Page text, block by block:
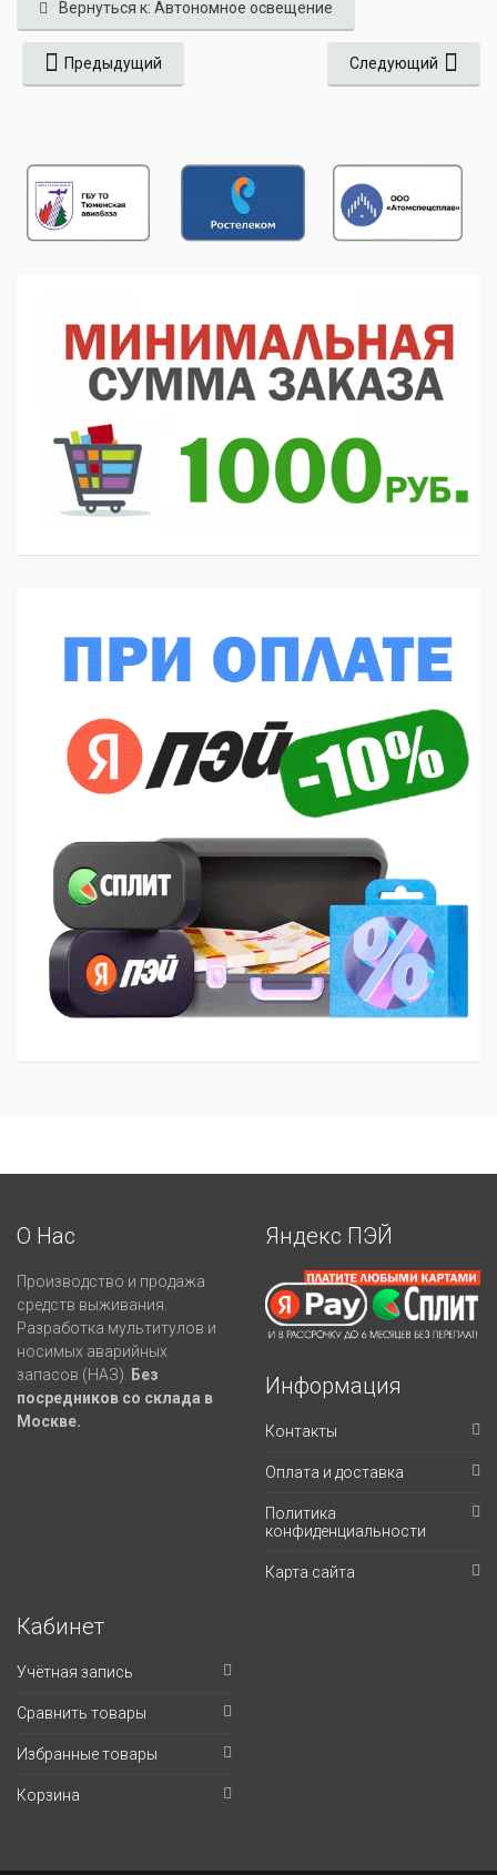
Вернуться к: Автономное освещение
Предыдущий Следующий
О Нас
Производство и продажа
средств выживания.
Разработка мультитулов и
носимых аварийных
запасов (НАЗ).
Без
посредников со склада в
Москве.
Яндекс ПЭЙ
Информация
Контакты
Оплата и доставка
Политика
конфиденциальности
Карта сайта
Кабинет
Учётная запись
Сравнить товары
Избранные товары
Корзина